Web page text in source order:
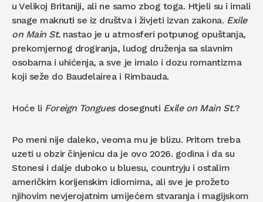
u Velikoj Britaniji, ali ne samo zbog toga. Htjeli su i imali
snage maknuti se iz društva i živjeti izvan zakona. Exile
on Main St.nastao je u atmosferi potpunog opuštanja,
prekomjernog drogiranja, ludog druženja sa slavnim
osobama i uhićenja, a sve je imalo i dozu romantizma
koji seže do Baudelairea i Rimbauda.
Hoće li Foreign Tonguesdosegnuti Exile on Main St.?
Po meni nije daleko, veoma mu je blizu. Pritom treba
uzeti u obzir činjenicu da je ovo 2026. godina i da su
Stonesi i dalje duboko u bluesu, countryju i ostalim
američkim korijenskim idiomima, ali sve je prožeto
njihovim nevjerojatnim umijećem stvaranja i magijskom